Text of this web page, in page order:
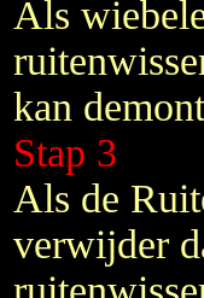
Als
kan
Stap 3
Als de
verwijder